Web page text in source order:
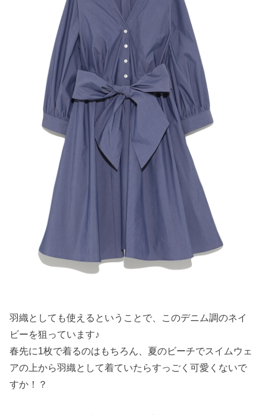
羽織としても使えるということで、このデニム調のネイ
ビーを狙っています♪
春先に1枚で着るのはもちろん、夏のビーチでスイムウェ
アの上から羽織として着ていたらすっごく可愛くないで
すか！？